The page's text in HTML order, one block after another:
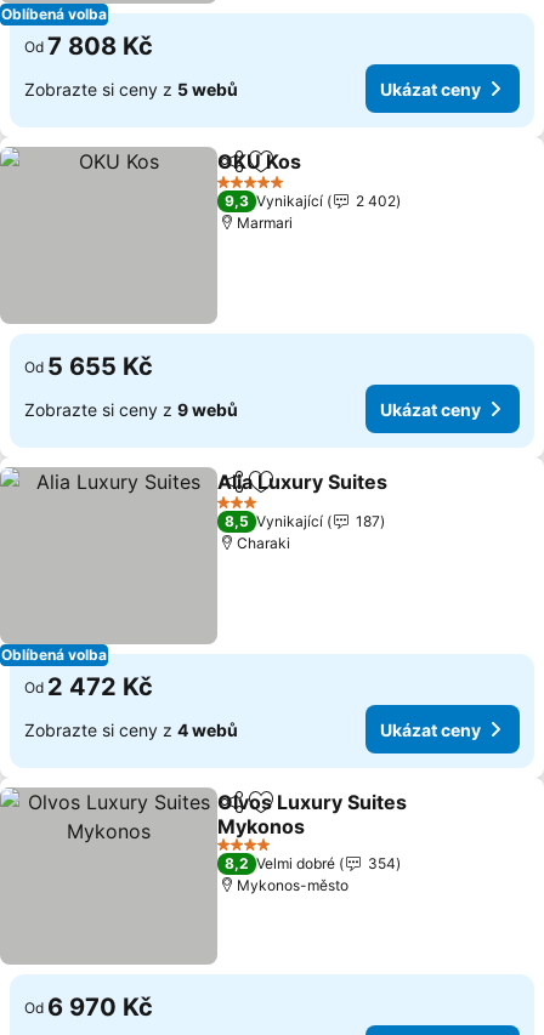
Oblíbená volba
Od 7 808 Kč
Zobrazte si ceny z 5 webů Ukázat ceny
SdíletPřidat na seznam oblíbených
OKU Kos
5 Počet hvězdiček
9,3 Vynikající
2 402
Marmari
Od 5 655 Kč
Zobrazte si ceny z 9 webů Ukázat ceny
Oblíbená volba
SdíletPřidat na seznam oblíbených
Alia Luxury Suites
3 Počet hvězdiček
8,5 Vynikající
187
Charaki
Od 2 472 Kč
Zobrazte si ceny z 4 webů Ukázat ceny
SdíletPřidat na seznam oblíbených
Olvos Luxury Suites
Mykonos
4 Počet hvězdiček
8,2 Velmi dobré
354
Mykonos-město
Od 6 970 Kč